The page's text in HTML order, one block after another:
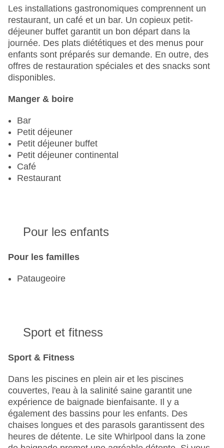
Nombre total de chambres : 92
Piscines:piscine pour enfants, Indoor piscine,
Outdoor piscine, parasols à la piscine, chaises
longues à la piscine
Modes de paiement : American Express,
Mastercard, Visa
Catégorie nationale : 4 étoiles
Les installations gastronomiques comprennent un
restaurant, un café et un bar. Un copieux petit-
déjeuner buffet garantit un bon départ dans la
journée. Des plats diététiques et des menus pour
enfants sont préparés sur demande. En outre, des
offres de restauration spéciales et des snacks sont
disponibles.
Manger & boire
Bar
Petit déjeuner
Petit déjeuner buffet
Petit déjeuner continental
Café
Restaurant
Pour les enfants
Pour les familles
Pataugeoire
Sport et fitness
Sport & Fitness
Dans les piscines en plein air et les piscines
couvertes, l'eau à la salinité saine garantit une
expérience de baignade bienfaisante. Il y a
également des bassins pour les enfants. Des
chaises longues et des parasols garantissent des
heures de détente. Le site Whirlpool dans la zone